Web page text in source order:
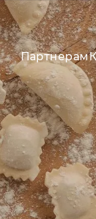
Партнерам